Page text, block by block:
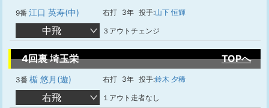
9番 江口 英寿(中) 右打 3年 投手:山下 恒輝
中飛 ３アウトチェンジ
4回裏 埼玉栄 TOPへ
3番 楯 悠月(遊) 右打 3年 投手:鈴木 夕稀
右飛 １アウト走者なし